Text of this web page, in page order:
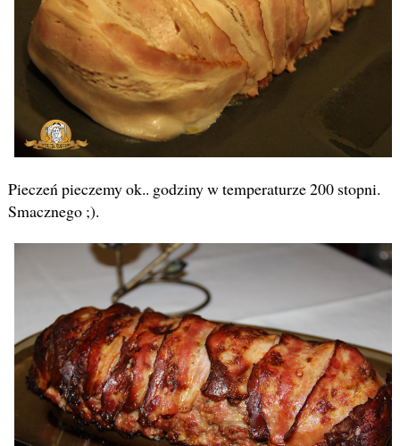
Pieczeń pieczemy ok.. godziny w temperaturze 200 stopni.
Smacznego ;).